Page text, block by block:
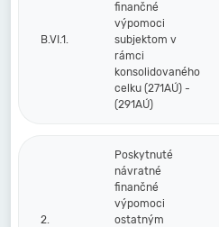
B.VI.1.
finančné
výpomoci
subjektom v
rámci
konsolidovaného
celku (271AÚ) -
(291AÚ)
2.
Poskytnuté
návratné
finančné
výpomoci
ostatným